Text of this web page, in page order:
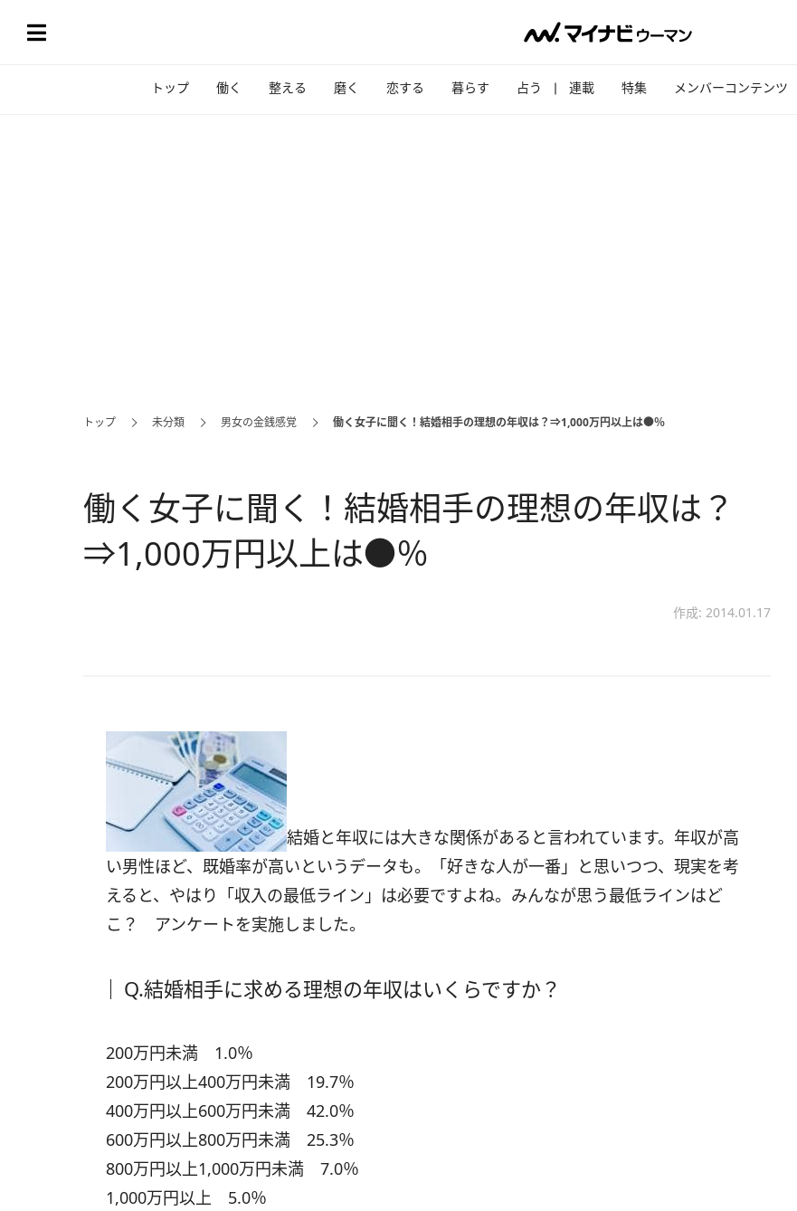
トップ 働く 整える 磨く 恋する 暮らす 占う 連載 特集 メンバーコンテンツ
トップ 未分類 男女の金銭感覚 働く女子に聞く！結婚相手の理想の年収は？⇒1,000万円以上は●％
働く女子に聞く！結婚相手の理想の年収は？
⇒1,000万円以上は●％
作成: 2014.01.17
結婚と年収には大きな関係があると言われています。年収が高
い男性ほど、既婚率が高いというデータも。「好きな人が一番」と思いつつ、現実を考
えると、やはり「収入の最低ライン」は必要ですよね。みんなが思う最低ラインはど
こ？ アンケートを実施しました。
Q.結婚相手に求める理想の年収はいくらですか？
200万円未満 1.0％
200万円以上400万円未満 19.7％
400万円以上600万円未満 42.0％
600万円以上800万円未満 25.3％
800万円以上1,000万円未満 7.0％
1,000万円以上 5.0％